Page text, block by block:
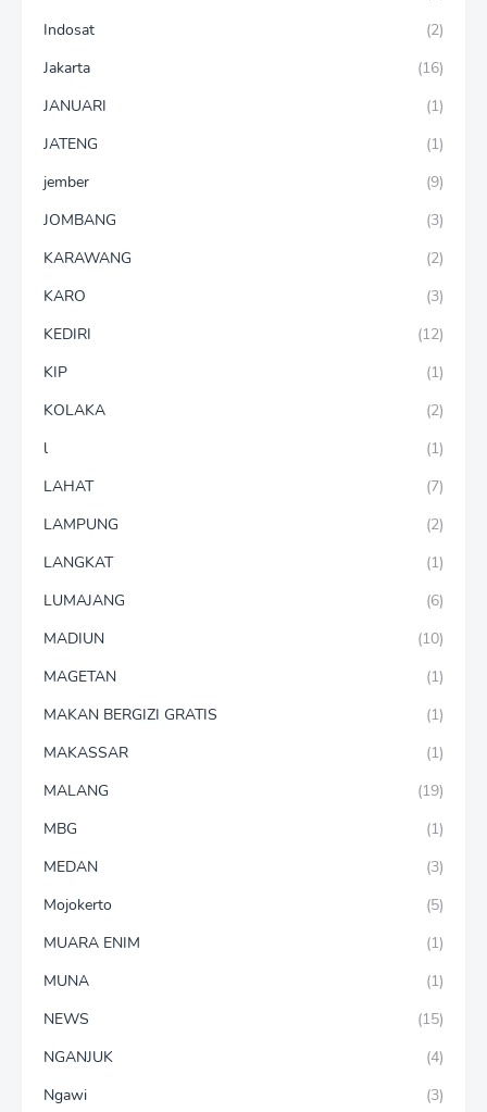
Indosat
(2)
Jakarta
(16)
JANUARI
(1)
JATENG
(1)
jember
(9)
JOMBANG
(3)
KARAWANG
(2)
KARO
(3)
KEDIRI
(12)
KIP
(1)
KOLAKA
(2)
l
(1)
LAHAT
(7)
LAMPUNG
(2)
LANGKAT
(1)
LUMAJANG
(6)
MADIUN
(10)
MAGETAN
(1)
MAKAN BERGIZI GRATIS
(1)
MAKASSAR
(1)
MALANG
(19)
MBG
(1)
MEDAN
(3)
Mojokerto
(5)
MUARA ENIM
(1)
MUNA
(1)
NEWS
(15)
NGANJUK
(4)
Ngawi
(3)